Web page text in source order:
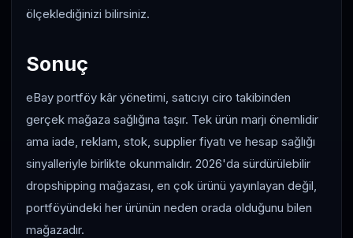
ölçeklediğinizi bilirsiniz.
Sonuç
eBay portföy kâr yönetimi, satıcıyı ciro takibinden
gerçek mağaza sağlığına taşır. Tek ürün marjı önemlidir
ama iade, reklam, stok, supplier fiyatı ve hesap sağlığı
sinyalleriyle birlikte okunmalıdır. 2026'da sürdürülebilir
dropshipping mağazası, en çok ürünü yayınlayan değil,
portföyündeki her ürünün neden orada olduğunu bilen
mağazadır.